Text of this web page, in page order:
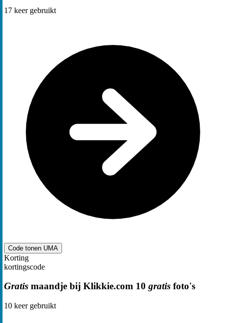
17 keer gebruikt
Code tonen UMA
Korting
kortingscode
Gratis maandje bij Klikkie.com 10 gratis foto's
10 keer gebruikt